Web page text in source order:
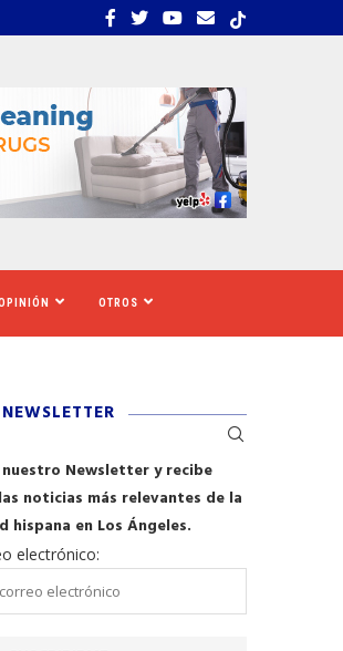
Y MIEDO... CALIFORNIA SE
OTROS
NEWSLETTER
Newsletter y recibe
noticias más relevantes de la
hispana en Los Ángeles.
electrónico: